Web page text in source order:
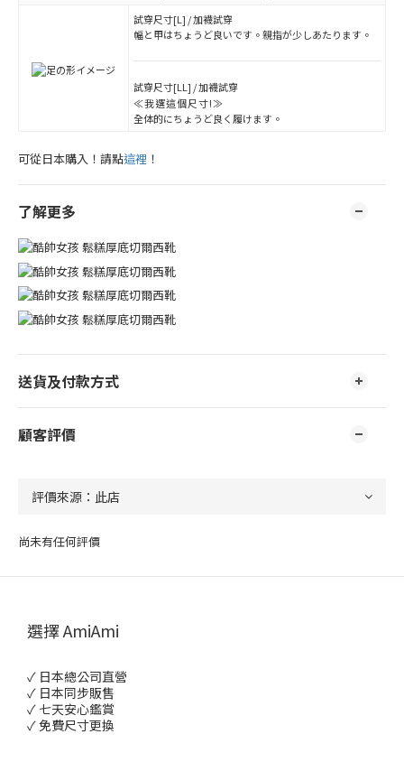
試穿尺寸[L] / 加襪試穿
幅と甲はちょうど良いです。親指が少しあたります。
試穿尺寸[LL] / 加襪試穿
≪我選這個尺寸!≫
全体的にちょうど良く履けます。
可從日本購入！請點這裡 ！
了解更多
送貨及付款方式
顧客評價
尚未有任何評價
選擇 AmiAmi
✓ 日本總公司直營
✓ 日本同步販售
✓ 七天安心鑑賞
✓ 免費尺寸更換